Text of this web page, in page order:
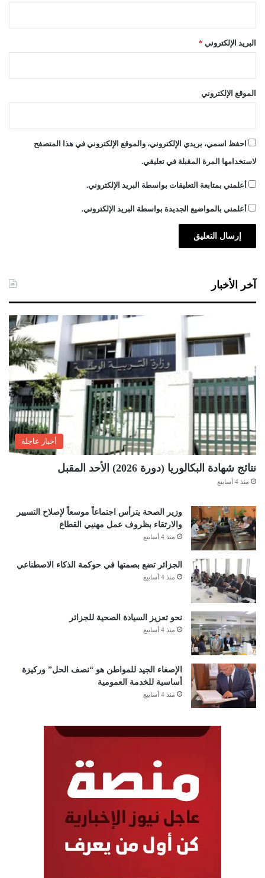
البريد الإلكتروني *
الموقع الإلكتروني
احفظ اسمي، بريدي الإلكتروني، والموقع الإلكتروني في هذا المتصفح
لاستخدامها المرة المقبلة في تعليقي.
أعلمني بمتابعة التعليقات بواسطة البريد الإلكتروني.
أعلمني بالمواضيع الجديدة بواسطة البريد الإلكتروني.
آخر الأخبار
أخبار عاجلة
نتائج شهادة البكالوريا (دورة 2026) الأحد المقبل
منذ 4 أسابيع
وزير الصحة يترأس اجتماعاً موسعاً لإصلاح التسيير
والارتقاء بظروف عمل مهنيي القطاع
منذ 4 أسابيع
الجزائر تضع بصمتها في حوكمة الذكاء الاصطناعي
منذ 4 أسابيع
نحو تعزيز السيادة الصحية للجزائر
منذ 4 أسابيع
الإصغاء الجيد للمواطن هو “نصف الحل” وركيزة
أساسية للخدمة العمومية
منذ 4 أسابيع